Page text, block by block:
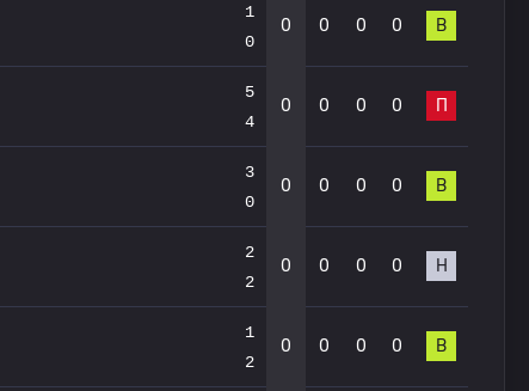
1
0
0 0 0 0 В
5
4
0 0 0 0 П
3
0
0 0 0 0 В
2
2
0 0 0 0 Н
1
2
0 0 0 0 В